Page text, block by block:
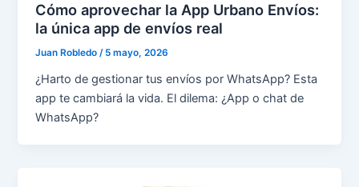
Cómo aprovechar la App Urbano Envíos:
la única app de envíos real
Juan Robledo/ 5 mayo, 2026
¿Harto de gestionar tus envíos por WhatsApp? Esta
app te cambiará la vida. El dilema: ¿App o chat de
WhatsApp?